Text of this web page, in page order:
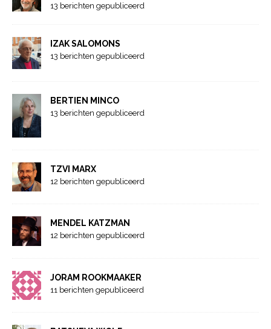
13 berichten gepubliceerd
IZAK SALOMONS
13 berichten gepubliceerd
BERTIEN MINCO
13 berichten gepubliceerd
TZVI MARX
12 berichten gepubliceerd
MENDEL KATZMAN
12 berichten gepubliceerd
JORAM ROOKMAAKER
11 berichten gepubliceerd